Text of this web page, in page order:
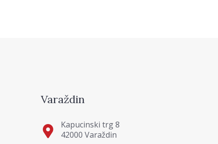
Varaždin
Kapucinski trg 8
42000 Varaždin